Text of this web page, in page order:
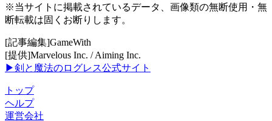
※当サイトに掲載されているデータ、画像類の無断使用・無
断転載は固くお断りします。
[記事編集]GameWith
[提供]Marvelous Inc. / Aiming Inc.
▶剣と魔法のログレス公式サイト
トップ
ヘルプ
運営会社